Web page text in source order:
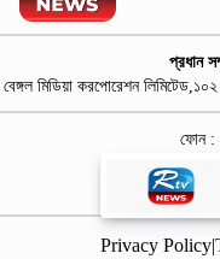
প্রধান
বেঙ্গল মিডিয়া করপোরেশন
ফোন :
নিউজ
বিজ্ঞাপন :
Privacy Policy|